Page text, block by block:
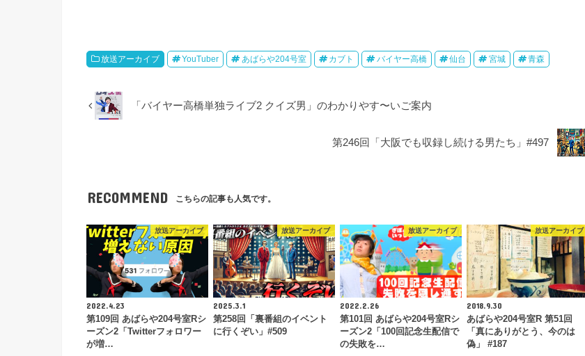
矢
印
キ
っ
て
く
だ
さ
放送アーカイブ YouTuber あばらや204号室 カブト バイヤー高橋 仙台 宮城 青森
「バイヤー高橋単独ライブ2 クイズ男」のわかりやす〜いご案内
第246回「大阪でも収録し続ける男たち」#497
RECOMMEND こちらの記事も人気です。
放送アーカイブ
2022.4.23
第109回 あばらや204号室Rシ
ーズン2「Twitterフォロワー
が増…
放送アーカイブ
2025.3.1
第258回「裏番組のイベント
に行くぞい」#509
放送アーカイブ
2022.2.26
第101回 あばらや204号室Rシ
ーズン2「100回記念生配信で
の失敗を…
放送アーカイブ
2018.9.30
あばらや204号室R 第51回
「真にありがとう、今のは
偽」 #187